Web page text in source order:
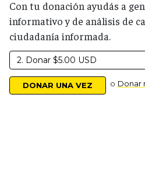
Con tu donación ayudás a
informativo y de análisis de
ciudadanía informada.
o Donar